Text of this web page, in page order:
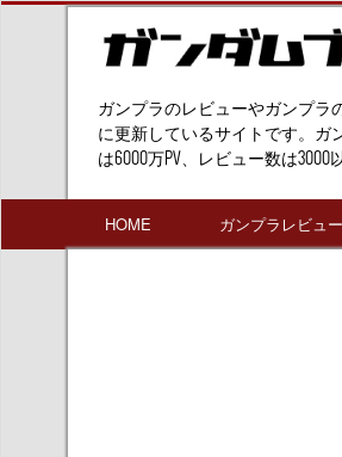
ガンプラのレビューやガンプラ
に更新しているサイトです。ガ
は6000万PV、レビュー数は3000
HOME ガンプラレビュ